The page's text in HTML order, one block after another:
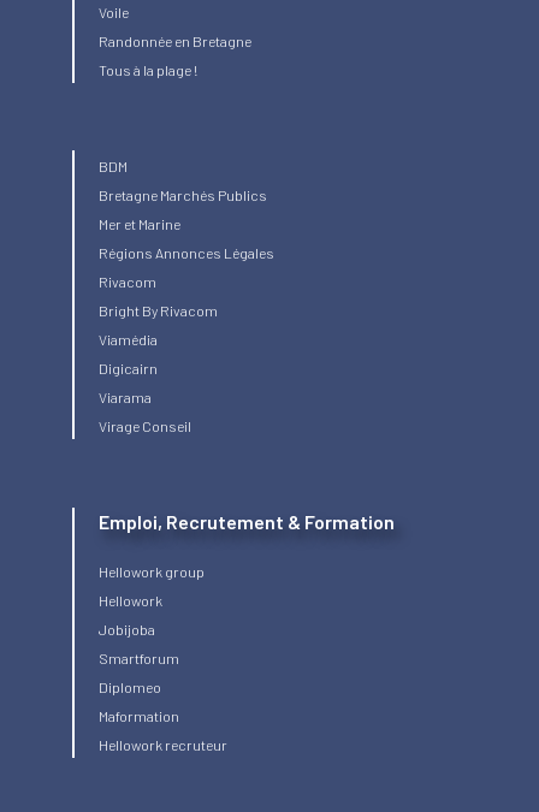
Voile
Randonnée en Bretagne
Tous à la plage !
BDM
Bretagne Marchés Publics
Mer et Marine
Régions Annonces Légales
Rivacom
Bright By Rivacom
Viamédia
Digicairn
Viarama
Virage Conseil
Emploi, Recrutement & Formation
Hellowork group
Hellowork
Jobijoba
Smartforum
Diplomeo
Maformation
Hellowork recruteur